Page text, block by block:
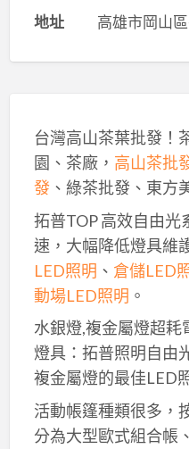
地址 高雄市岡山
台灣高山茶葉批發！
園、茶廠， 高山茶批
發、綠茶批發、東方
拓普TOP 高效自由光
速，大幅降低燈具維
LED照明 、 倉儲LED
動場LED照明 。
水銀燈,複金屬燈超耗
燈具：拓普照明自由
複金屬燈的最佳LED
活動帳篷種類很多，
分為大型歐式組合帳